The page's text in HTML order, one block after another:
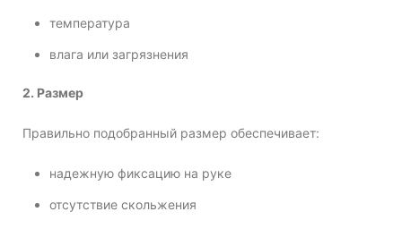
температура
влага или загрязнения
2. Размер
Правильно подобранный размер обеспечивает:
надежную фиксацию на руке
отсутствие скольжения